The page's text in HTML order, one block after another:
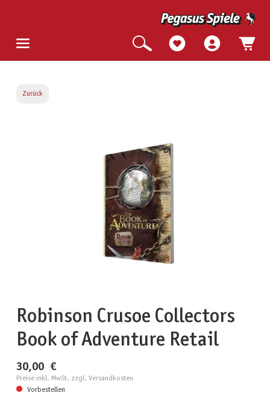
Zurück
Robinson Crusoe Collectors
Book of Adventure Retail
30,00 €
Preise inkl. MwSt. zzgl. Versandkosten
Vorbestellen